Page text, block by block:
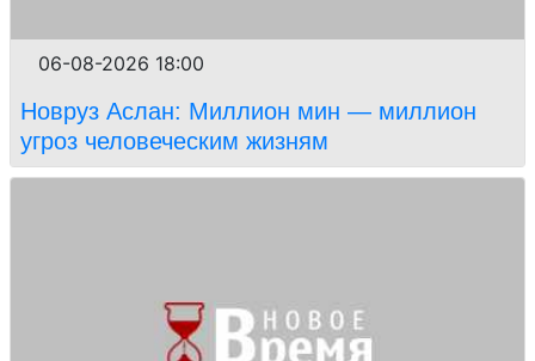
06-08-2026 18:00
Новруз Аслан: Миллион мин — миллион
угроз человеческим жизням